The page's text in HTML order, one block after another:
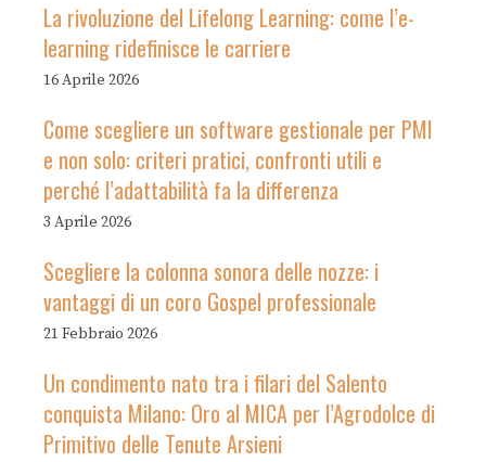
La rivoluzione del Lifelong Learning: come l’e-
learning ridefinisce le carriere
16 Aprile 2026
Come scegliere un software gestionale per PMI
e non solo: criteri pratici, confronti utili e
perché l’adattabilità fa la differenza
3 Aprile 2026
Scegliere la colonna sonora delle nozze: i
vantaggi di un coro Gospel professionale
21 Febbraio 2026
Un condimento nato tra i filari del Salento
conquista Milano: Oro al MICA per l’Agrodolce di
Primitivo delle Tenute Arsieni